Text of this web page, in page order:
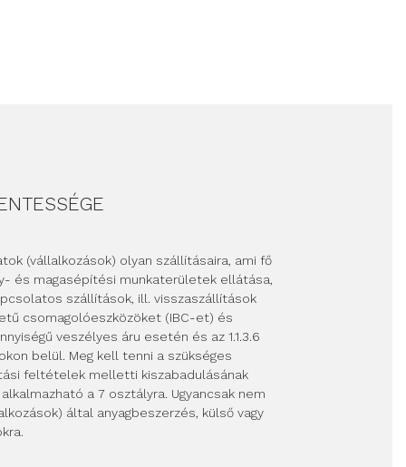
(vállalkozások) olyan szállításaira, ami fő
és magasépítési munkaterületek ellátása,
szállítások, ill. visszaszállítások
csomagolóeszközöket (IBC-et) és
veszélyes áru esetén és az 1.1.3.6
belül. Meg kell tenni a szükséges
feltételek melletti kiszabadulásának
a 7 osztályra. Ugyancsak nem
által anyagbeszerzés, külső vagy